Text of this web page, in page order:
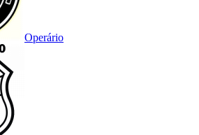
Operário